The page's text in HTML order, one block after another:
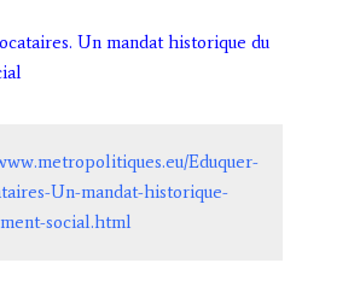
Un mandat historique du
Eduquer-
Un-mandat-historique-
social.html